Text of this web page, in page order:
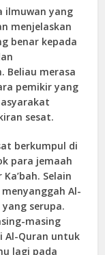
ilmuwan yang
menjelaskan
benar kepada
Beliau merasa
pemikir yang
sesat.
berkumpul di
para jemaah
Selain
Al-
serupa.
masing
Al-Quran untuk
lagi pada